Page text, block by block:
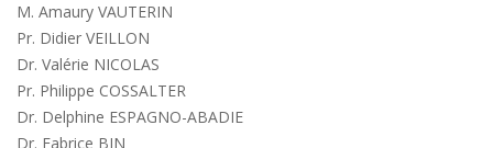
M. Amaury VAUTERIN
Pr. Didier VEILLON
Dr. Valérie NICOLAS
Pr. Philippe COSSALTER
Dr. Delphine ESPAGNO-ABADIE
Dr. Fabrice BIN